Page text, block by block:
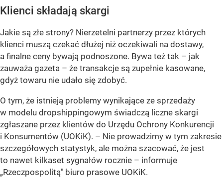
Klienci składają skargi
Jakie są złe strony? Nierzetelni partnerzy przez których
klienci muszą czekać dłużej niż oczekiwali na dostawy,
a finalne ceny bywają podnoszone. Bywa też tak – jak
zauważa gazeta – że transakcje są zupełnie kasowane,
gdyż towaru nie udało się zdobyć.
O tym, że istnieją problemy wynikające ze sprzedaży
w modelu dropshippingowym świadczą liczne skargi
zgłaszane przez klientów do Urzędu Ochrony Konkurencji
i Konsumentów (UOKiK). – Nie prowadzimy w tym zakresie
szczegółowych statystyk, ale można szacować, że jest
to nawet kilkaset sygnałów rocznie – informuje
„Rzeczpospolitą" biuro prasowe UOKiK.